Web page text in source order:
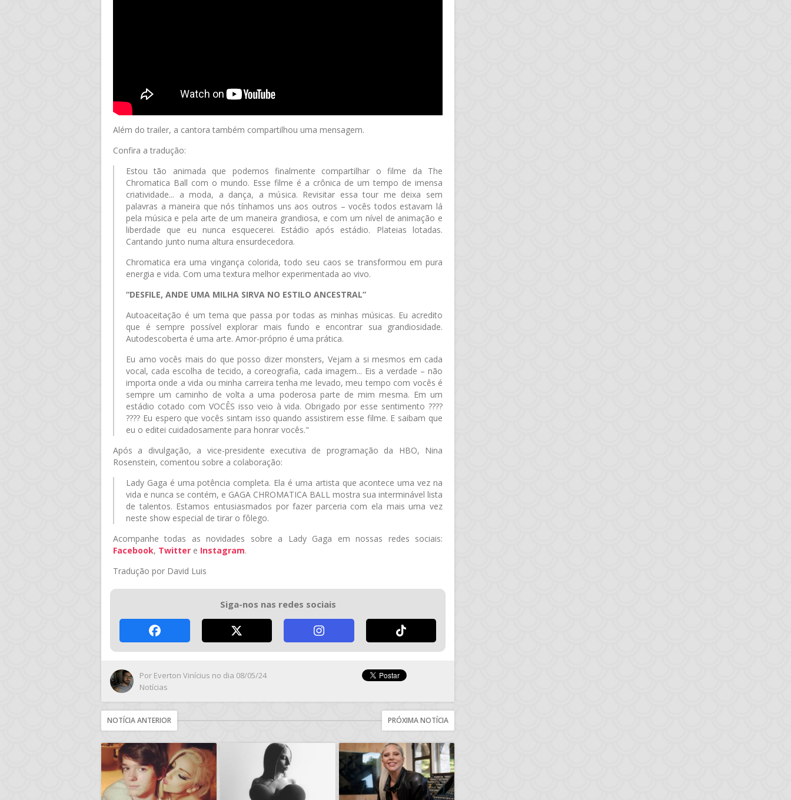
Além do trailer, a cantora também compartilhou uma mensagem.
Confira a tradução:
Estou tão animada que podemos finalmente compartilhar o filme da The
Chromatica Ball com o mundo. Esse filme é a crônica de um tempo de imensa
criatividade... a moda, a dança, a música. Revisitar essa tour me deixa sem
palavras a maneira que nós tínhamos uns aos outros – vocês todos estavam lá
pela música e pela arte de um maneira grandiosa, e com um nível de animação e
liberdade que eu nunca esquecerei. Estádio após estádio. Plateias lotadas.
Cantando junto numa altura ensurdecedora.
Chromatica era uma vingança colorida, todo seu caos se transformou em pura
energia e vida. Com uma textura melhor experimentada ao vivo.
“DESFILE, ANDE UMA MILHA SIRVA NO ESTILO ANCESTRAL”
Autoaceitação é um tema que passa por todas as minhas músicas. Eu acredito
que é sempre possível explorar mais fundo e encontrar sua grandiosidade.
Autodescoberta é uma arte. Amor-próprio é uma prática.
Eu amo vocês mais do que posso dizer monsters, Vejam a si mesmos em cada
vocal, cada escolha de tecido, a coreografia, cada imagem... Eis a verdade – não
importa onde a vida ou minha carreira tenha me levado, meu tempo com vocês é
sempre um caminho de volta a uma poderosa parte de mim mesma. Em um
estádio cotado com VOCÊS isso veio à vida. Obrigado por esse sentimento ????
???? Eu espero que vocês sintam isso quando assistirem esse filme. E saibam que
eu o editei cuidadosamente para honrar vocês."
Após a divulgação, a vice-presidente executiva de programação da HBO, Nina
Rosenstein, comentou sobre a colaboração:
Lady Gaga é uma potência completa. Ela é uma artista que acontece uma vez na
vida e nunca se contém, e GAGA CHROMATICA BALL mostra sua interminável lista
de talentos. Estamos entusiasmados por fazer parceria com ela mais uma vez
neste show especial de tirar o fôlego.
Acompanhe todas as novidades sobre a Lady Gaga em nossas redes sociais:
Facebook, Twitter e Instagram.
Tradução por David Luis
Siga-nos nas redes sociais
Por Everton Vinícius no dia 08/05/24
Notícias
NOTÍCIA ANTERIOR PRÓXIMA NOTÍCIA